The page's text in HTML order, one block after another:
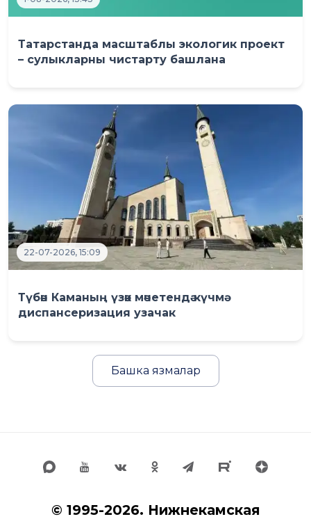
Татарстанда масштаблы экологик проект
– сулыкларны чистарту башлана
22-07-2026, 15:09
Түбән Каманың үзәк мәчетендә күчмә
диспансеризация узачак
Башка язмалар
© 1995-2026. Нижнекамская